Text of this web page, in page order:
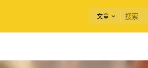
文章